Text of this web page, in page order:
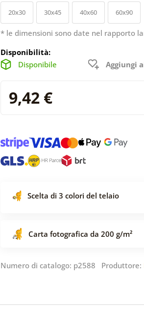
20x30 30x45 40x60 60x90
* le dimensioni sono date nel rapporto
Disponibilità:
Disponibile
Aggiungi
9,42 €
Scelta di 3 colori del telaio
Carta fotografica da 200 g/m²
Numero di catalogo: p2588 Produttore: